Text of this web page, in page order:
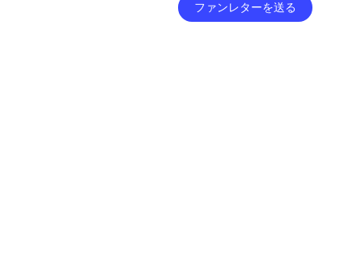
ファンレターを送る